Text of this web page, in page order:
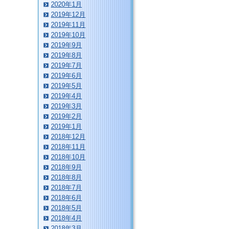
2020年1月
2019年12月
2019年11月
2019年10月
2019年9月
2019年8月
2019年7月
2019年6月
2019年5月
2019年4月
2019年3月
2019年2月
2019年1月
2018年12月
2018年11月
2018年10月
2018年9月
2018年8月
2018年7月
2018年6月
2018年5月
2018年4月